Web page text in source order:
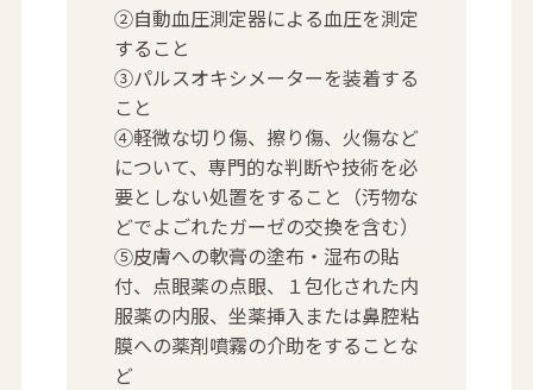
②自動血圧測定器による血圧を測定
すること
③パルスオキシメーターを装着する
こと
④軽微な切り傷、擦り傷、火傷など
について、専門的な判断や技術を必
要としない処置をすること（汚物な
どでよごれたガーゼの交換を含む）
⑤皮膚への軟膏の塗布・湿布の貼
付、点眼薬の点眼、１包化された内
服薬の内服、坐薬挿入または鼻腔粘
膜への薬剤噴霧の介助をすることな
ど